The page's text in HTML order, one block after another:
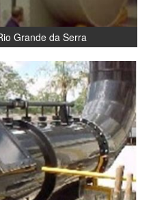
Grande da Serra